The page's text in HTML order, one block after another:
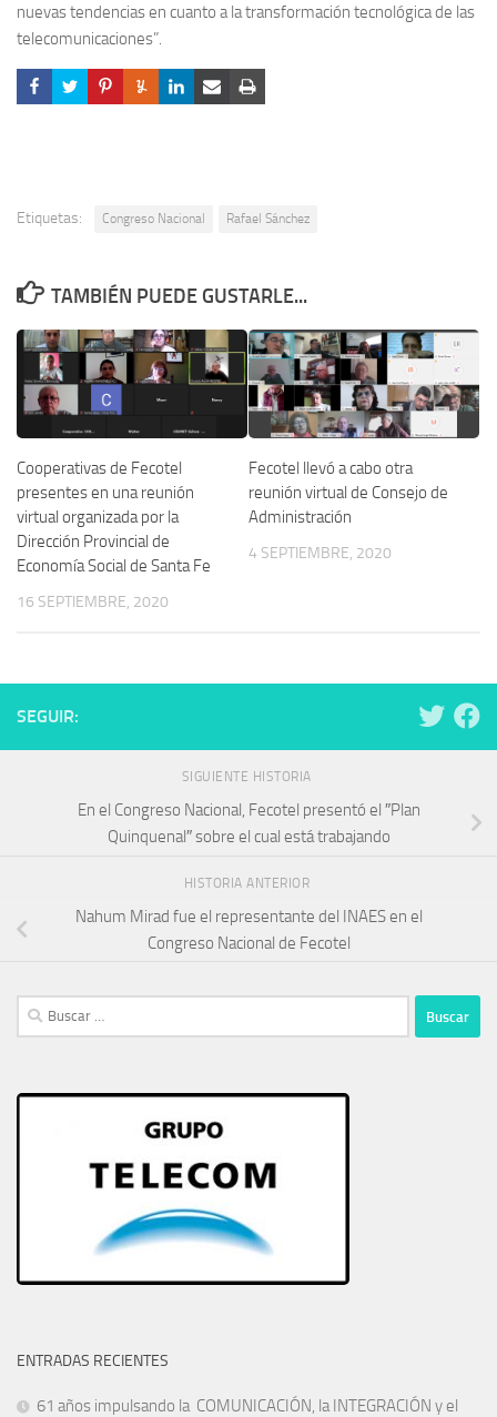
nuevas tendencias en cuanto a la transformación tecnológica de las
telecomunicaciones”.
Etiquetas: Congreso Nacional Rafael Sánchez
TAMBIÉN PUEDE GUSTARLE...
Cooperativas de Fecotel
presentes en una reunión
virtual organizada por la
Dirección Provincial de
Economía Social de Santa Fe
16 SEPTIEMBRE, 2020
Fecotel llevó a cabo otra
reunión virtual de Consejo de
Administración
4 SEPTIEMBRE, 2020
SEGUIR:
SIGUIENTE HISTORIA
En el Congreso Nacional, Fecotel presentó el ″Plan
Quinquenal″ sobre el cual está trabajando
HISTORIA ANTERIOR
Nahum Mirad fue el representante del INAES en el
Congreso Nacional de Fecotel
Buscar:
ENTRADAS RECIENTES
61 años impulsando la COMUNICACIÓN, la INTEGRACIÓN y el